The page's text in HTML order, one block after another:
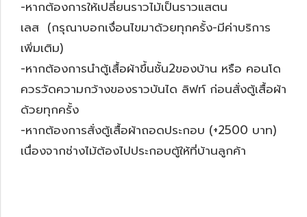
-หากต้องการให้เปลี่ยนราวไม้เป็นราวแสตน
เลส (กรุณาบอกเงื่อนไขมาด้วยทุกครั้ง-มีค่าบริการ
เพิ่มเติม)
-หากต้องการนำตู้เสื้อผ้าขึ้นชั้น2ของบ้าน หรือ คอนโด
ควรวัดความกว้างของราวบันได ลิฟท์ ก่อนสั่งตู้เสื้อผ้า
ด้วยทุกครั้ง
-หากต้องการสั่งตู้เสื้อผ้าถอดประกอบ (+2500 บาท)
เนื่องจากช่างไม้ต้องไปประกอบตู้ให้ที่บ้านลูกค้า